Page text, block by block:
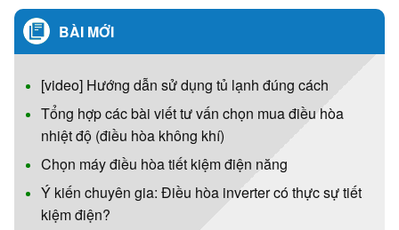
BÀI MỚI
[video] Hướng dẫn sử dụng tủ lạnh đúng cách
Tổng hợp các bài viết tư vấn chọn mua điều hòa
nhiệt độ (điều hòa không khí)
Chọn máy điều hòa tiết kiệm điện năng
Ý kiến chuyên gia: Điều hòa inverter có thực sự tiết
kiệm điện?